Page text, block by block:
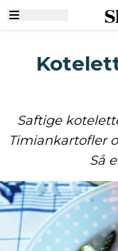
Saftige
Timiankartofler
Så